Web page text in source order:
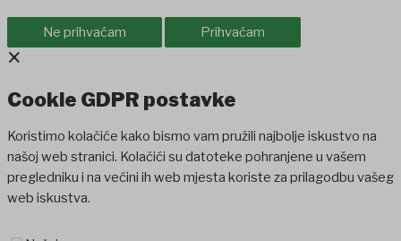
Ne prihvaćam Prihvaćam
×
Cookie GDPR postavke
Koristimo kolačiće kako bismo vam pružili najbolje iskustvo na
našoj web stranici. Kolačići su datoteke pohranjene u vašem
pregledniku i na većini ih web mjesta koriste za prilagodbu vašeg
web iskustva.